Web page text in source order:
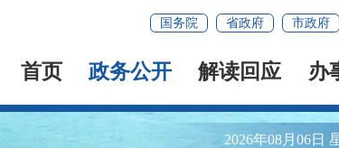
国务院 省政府 市政府
首页 政务公开 解读回应 办
2026年08月06日